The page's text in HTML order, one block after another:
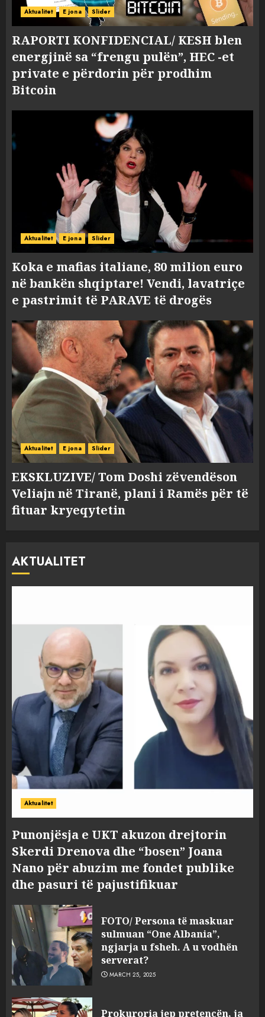
Aktualitet E jona Slider
RAPORTI KONFIDENCIAL/ KESH blen
energjinë sa “frengu pulën”, HEC -et
private e përdorin për prodhim
Bitcoin
Aktualitet E jona Slider
Koka e mafias italiane, 80 milion euro
në bankën shqiptare! Vendi, lavatriçe
e pastrimit të PARAVE të drogës
Aktualitet E jona Slider
EKSKLUZIVE/ Tom Doshi zëvendëson
Veliajn në Tiranë, plani i Ramës për të
fituar kryeqytetin
AKTUALITET
Aktualitet
Punonjësja e UKT akuzon drejtorin
Skerdi Drenova dhe “bosen” Joana
Nano për abuzim me fondet publike
dhe pasuri të pajustifikuar
FOTO/ Persona të maskuar
sulmuan “One Albania”,
ngjarja u fsheh. A u vodhën
serverat?
MARCH 25, 2025
Prokuroria jep pretencën, ja